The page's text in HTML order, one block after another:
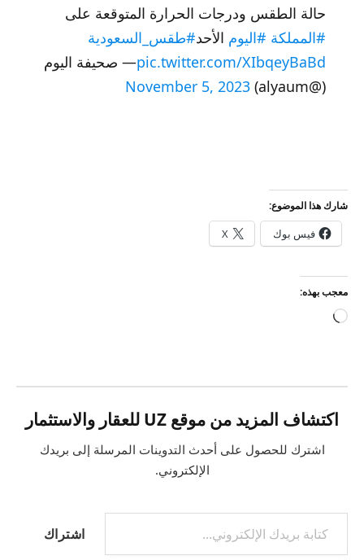
حالة الطقس ودرجات الحرارة المتوقعة على
#المملكة #اليوم الأحد#طقس_السعودية
pic.twitter.com/XIbqeyBaBd— صحيفة اليوم
(@alyaum)
November 5, 2023
شارك هذا الموضوع:
فيس بوك X
معجب بهذه:
جاري
اكتشاف المزيد من موقع UZ للعقار والاستثمار
اشترك للحصول على أحدث التدوينات المرسلة إلى بريدك
الإلكتروني.
كتابة بريدك الإلكتروني...
اشتراك